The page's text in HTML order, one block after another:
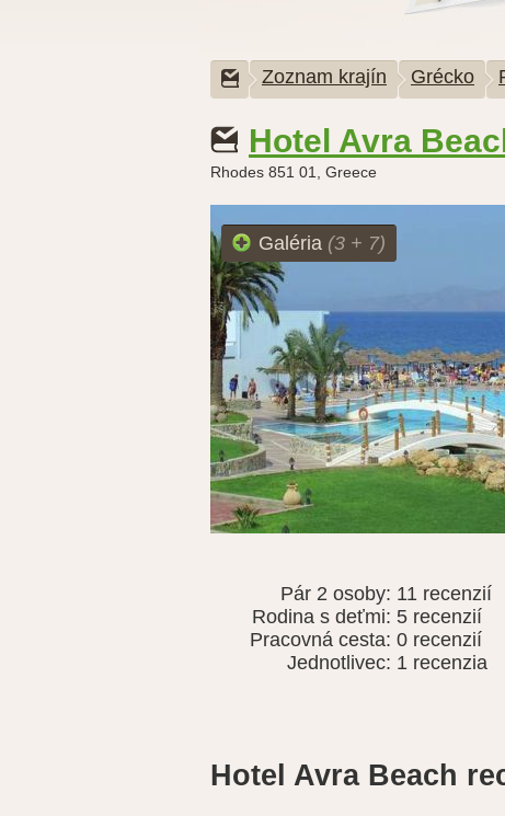
Zoznam krajín Grécko
Hotel Avra
Rhodes 851 01, Greece
Galéria (3 + 7)
Pár 2 osoby: 11 recenzií
Rodina s deťmi: 5 recenzií
Pracovná cesta: 0 recenzií
Jednotlivec: 1 recenzia
Hotel Avra Beach